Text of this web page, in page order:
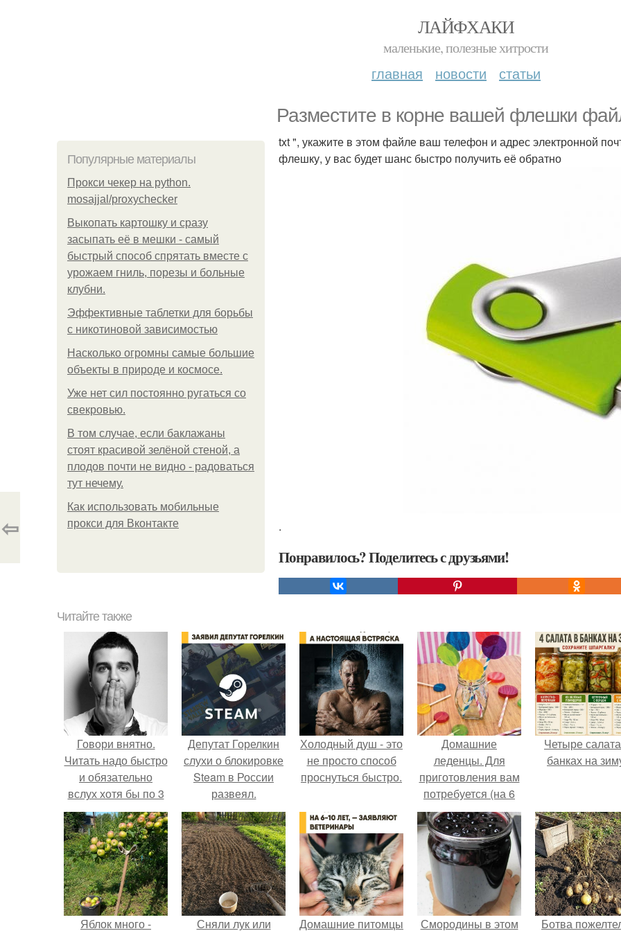
ЛАЙФХАКИ
маленькие, полезные хитрости
главная новости статьи
Разместите в корне вашей флешки
Популярные материалы
Прокси чекер на python.
mosajjal/proxychecker
Выкопать картошку и сразу
засыпать её в мешки - самый
быстрый способ спрятать вместе с
урожаем гниль, порезы и больные
клубни.
Эффективные таблетки для борьбы
с никотиновой зависимостью
Насколько огромны самые большие
объекты в природе и космосе.
Уже нет сил постоянно ругаться со
свекровью.
В том случае, если баклажаны
стоят красивой зелёной стеной, а
плодов почти не видно - радоваться
тут нечему.
Как использовать мобильные
прокси для Вконтакте
txt ", укажите в этом файле ваш телефон и адрес электронной
флешку, у вас будет шанс быстро получить её обратно
.
Понравилось? Поделитесь с друзьями!
⇦
Читайте также
Говори внятно.
Читать надо быстро
и обязательно
вслух хотя бы по 3
раза в неделю.
Депутат Горелкин
слухи о блокировке
Steam в России
развеял.
Холодный душ - это
не просто способ
проснуться быстро.
Домашние
леденцы. Для
приготовления вам
потребуется (на 6
леденцов:
Четыре
банках на
Яблок много - Сняли лук или Домашние питомцы Смородины в этом Ботва